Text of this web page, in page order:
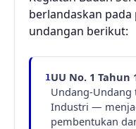
berlandaskan
undangan berikut:
1UU No. 1 Tahun
Undang-Undang
Industri —
pembentukan